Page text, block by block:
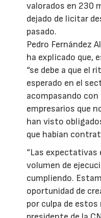
valorados en 230
dejado de licitar
pasado.
Pedro Fernández
ha explicado que,
“se debe a que el
esperado en el
acompasando con
empresarios que
han visto
que habían
“Las expectativas
volumen de
cumpliendo.
oportunidad de
por culpa de estos